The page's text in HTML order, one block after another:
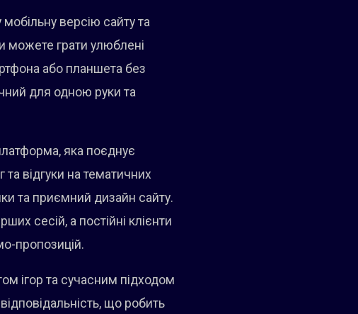
версію сайту та
можете грати улюблені
або планшета без
для одною руки та
яка поєднує
відгуки на тематичних
та приємний дизайн сайту.
сесій, а постійні клієнти
пропозицій.
ігор та сучасним підходом
що робить